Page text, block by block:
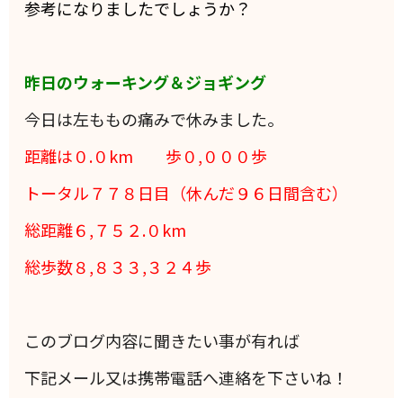
参考になりましたでしょうか？
昨日のウォーキング＆ジョギング
今日は左ももの痛みで休みました。
距離は０.０ km 歩０,０００歩
トータル７７８日目（休んだ９６日間含む）
総距離６,７５２.０km
総歩数８,８３３,３２４歩
このブログ内容に聞きたい事が有れば
下記メール又は携帯電話へ連絡を下さいね！